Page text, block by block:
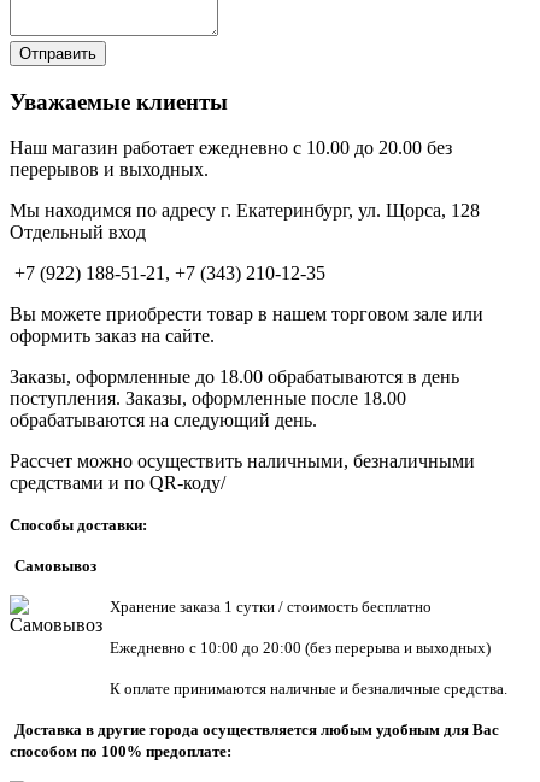
Уважаемые клиенты
Наш магазин работает ежедневно с 10.00 до 20.00 без
перерывов и выходных.
Мы находимся по адресу г. Екатеринбург, ул. Щорса, 128
Отдельный вход
+7 (922) 188-51-21, +7 (343) 210-12-35
Вы можете приобрести товар в нашем торговом зале или
оформить заказ на сайте.
Заказы, оформленные до 18.00 обрабатываются в день
поступления. Заказы, оформленные после 18.00
обрабатываются на следующий день.
Рассчет можно осуществить наличными, безналичными
средствами и по QR-коду/
Способы доставки:
Самовывоз
Хранение заказа 1 сутки / стоимость бесплатно
Ежедневно с 10:00 до 20:00 (без перерыва и выходных)
К оплате принимаются наличные и безналичные средства.
Доставка в другие города осуществляется любым удобным для Вас
способом по 100% предоплате: